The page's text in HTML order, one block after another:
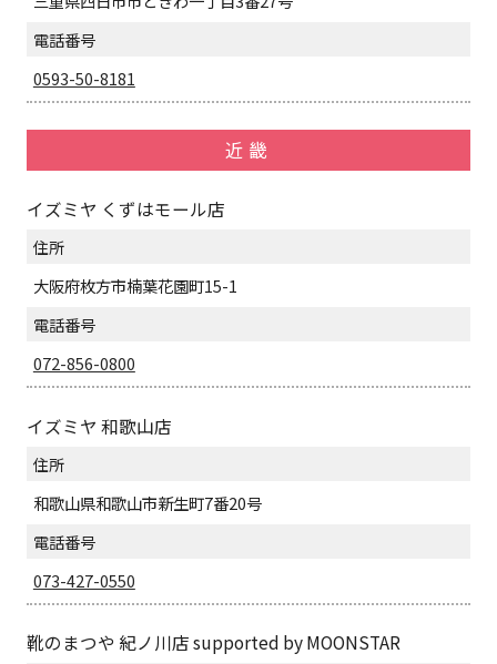
電話番号
0593-50-8181
近畿
イズミヤ くずはモール店
住所
大阪府枚方市楠葉花園町15-1
電話番号
072-856-0800
イズミヤ 和歌山店
住所
和歌山県和歌山市新生町7番20号
電話番号
073-427-0550
靴のまつや 紀ノ川店 supported by MOONSTAR